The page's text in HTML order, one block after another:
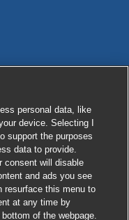
personal data, like
device. Selecting I
support the purposes
data to provide.
consent will disable
and ads you see
resurface this menu to
at any time by
of the webpage.